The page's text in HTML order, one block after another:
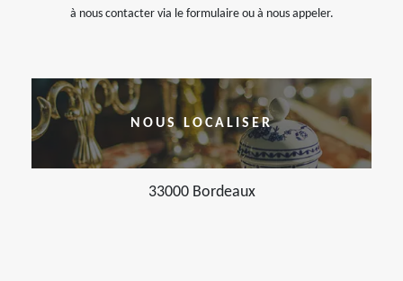
à nous contacter via le formulaire ou à nous appeler.
NOUS LOCALISER
33000 Bordeaux